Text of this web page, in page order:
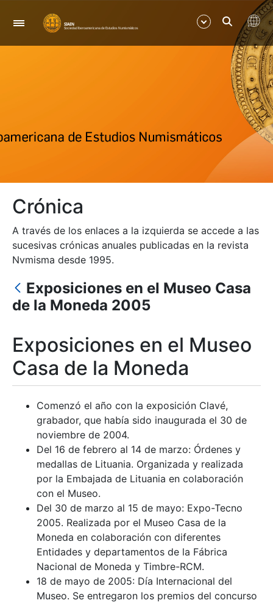
Navigation
Show/Hide
Show/Hide
Show/Hide
Crónica
A través de los enlaces a la izquierda se accede a las
sucesivas crónicas anuales publicadas en la revista
Nvmisma desde 1995.
Exposiciones en el Museo Casa
de la Moneda 2005
Exposiciones en el Museo
Casa de la Moneda
Comenzó el año con la exposición Clavé,
grabador, que había sido inaugurada el 30 de
noviembre de 2004.
Del 16 de febrero al 14 de marzo: Órdenes y
medallas de Lituania. Organizada y realizada
por la Embajada de Lituania en colaboración
con el Museo.
Del 30 de marzo al 15 de mayo: Expo-Tecno
2005. Realizada por el Museo Casa de la
Moneda en colaboración con diferentes
Entidades y departamentos de la Fábrica
Nacional de Moneda y Timbre-RCM.
18 de mayo de 2005: Día Internacional del
Museo. Se entregaron los premios del concurso